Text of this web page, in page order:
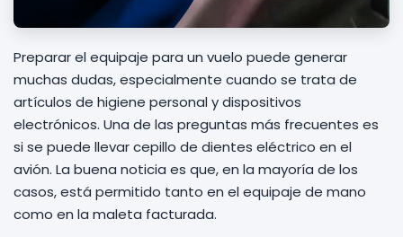
Preparar el equipaje para un vuelo puede generar
muchas dudas, especialmente cuando se trata de
artículos de higiene personal y dispositivos
electrónicos. Una de las preguntas más frecuentes es
si se puede llevar cepillo de dientes eléctrico en el
avión. La buena noticia es que, en la mayoría de los
casos, está permitido tanto en el equipaje de mano
como en la maleta facturada.